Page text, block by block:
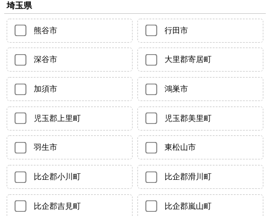
埼玉県
熊谷市 行田市
深谷市 大里郡寄居町
加須市 鴻巣市
児玉郡上里町 児玉郡美里町
羽生市 東松山市
比企郡小川町 比企郡滑川町
比企郡吉見町 比企郡嵐山町